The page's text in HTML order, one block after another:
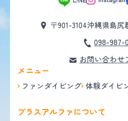
〒901-3104沖縄県島尻
098-987-
お問い合わせ
メニュー
ファンダイビング 体験ダイビ
プラスアルファについて